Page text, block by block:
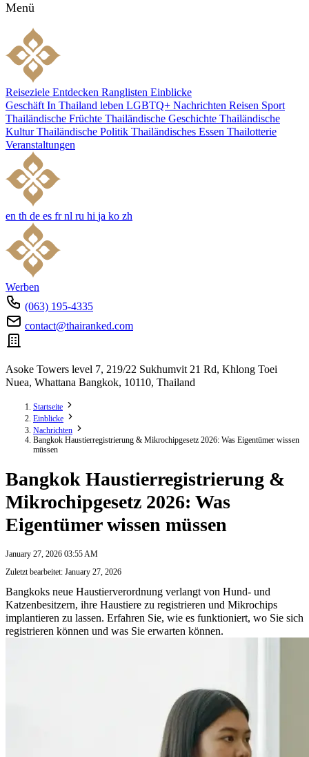
Menü
Reiseziele Entdecken Ranglisten Einblicke
Geschäft In Thailand leben LGBTQ+ Nachrichten Reisen Sport
Thailändische Früchte Thailändische Geschichte Thailändische
Kultur Thailändische Politik Thailändisches Essen Thailotterie
Veranstaltungen
en th de es fr nl ru hi ja ko zh
Werben
(063) 195-4335
contact@thairanked.com
Asoke Towers level 7, 219/22 Sukhumvit 21 Rd, Khlong Toei
Nuea, Whattana Bangkok, 10110, Thailand
Startseite
Einblicke
Nachrichten
Bangkok Haustierregistrierung & Mikrochipgesetz 2026: Was Eigentümer wissen
müssen
Bangkok Haustierregistrierung &
Mikrochipgesetz 2026: Was
Eigentümer wissen müssen
January 27, 2026 03:55 AM
Zuletzt bearbeitet: January 27, 2026
Bangkoks neue Haustierverordnung verlangt von Hund- und
Katzenbesitzern, ihre Haustiere zu registrieren und Mikrochips
implantieren zu lassen. Erfahren Sie, wie es funktioniert, wo Sie sich
registrieren können und was Sie erwarten können.